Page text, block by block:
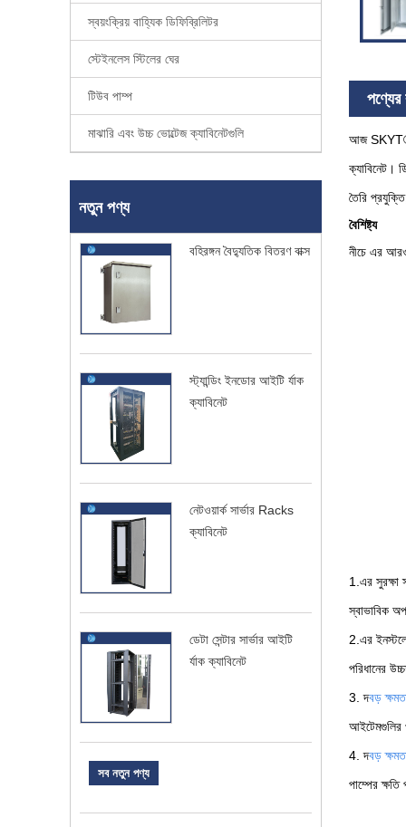
স্বয়ংক্রিয় বাহ্যিক ডিফিব্রিলিটর
স্টেইনলেস স্টিলের ঘের
টিউব পাম্প
মাঝারি এবং উচ্চ ভোল্টেজ ক্যাবিনেটগুলি
নতুন পণ্য
বহিরঙ্গন বৈদ্যুতিক বিতরণ বাক্স
স্ট্যান্ডিং ইনডোর আইটি র্যাক
ক্যাবিনেট
নেটওয়ার্ক সার্ভার Racks
ক্যাবিনেট
ডেটা সেন্টার সার্ভার আইটি
র্যাক ক্যাবিনেট
সব নতুন পণ্য
পণ্যের
আজ SKYT®
ক্যাবিনেট।
তৈরি
বৈশিষ্ট্য
নীচে এর আরও
1.এর সুরক্ষা
স্বাভাবিক
2.এর
পরিধানের
3. দবড়
আইটেমগুলির
4. দবড়
পাম্পের